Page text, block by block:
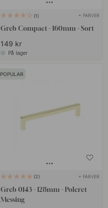
1 + FARVER
Greb Compact - 160mm - Sort
149 kr
På lager
POPULAR
2 + FARVER
Greb 0143 - 128mm - Poleret
Messing